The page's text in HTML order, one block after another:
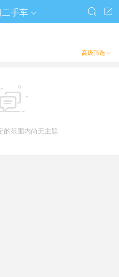
手车  

高级筛选 
的范围内尚无主题